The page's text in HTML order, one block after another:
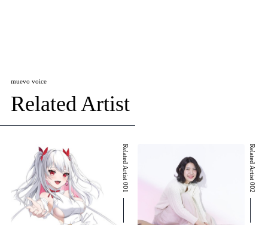
muevo voice
Related Artist
Related Artist 001 Related Artist 002